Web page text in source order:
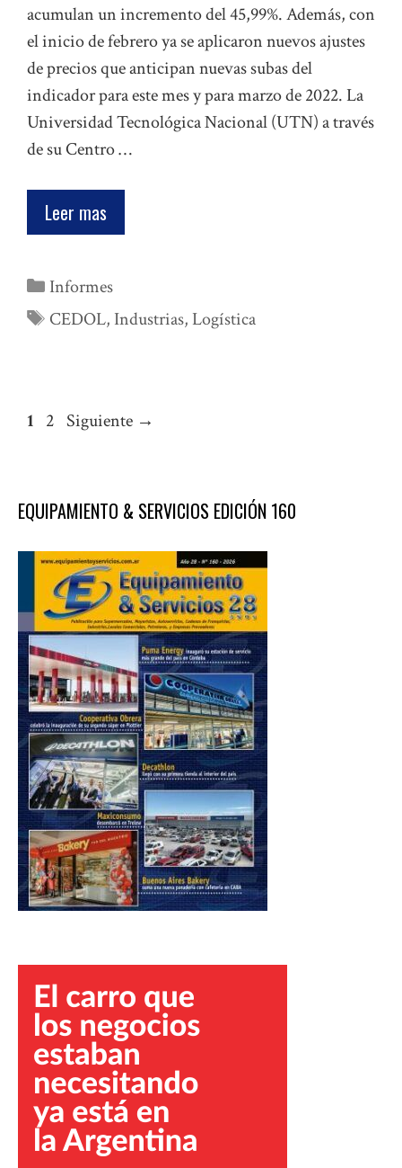
acumulan un incremento del 45,99%. Además, con
el inicio de febrero ya se aplicaron nuevos ajustes
de precios que anticipan nuevas subas del
indicador para este mes y para marzo de 2022. La
Universidad Tecnológica Nacional (UTN) a través
de su Centro …
Leer mas
Categorías
Informes
Etiquetas
CEDOL, Industrias,Logística
Página
1 Página
2 Siguiente →
EQUIPAMIENTO & SERVICIOS EDICIÓN 160